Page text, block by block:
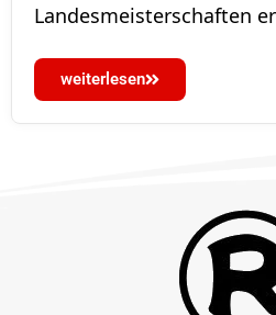
Landesmeisterschaften
weiterlesen